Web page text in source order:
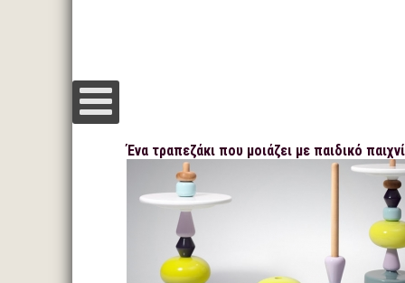
Ένα τραπεζάκι που μοιάζει με παιδικό